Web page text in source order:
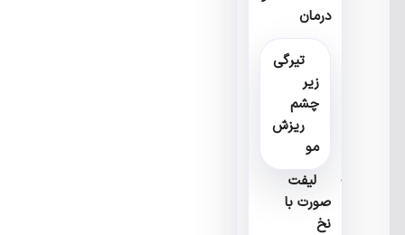
درمان
تیرگی
چشم
ریزش
لیفت
صورت با